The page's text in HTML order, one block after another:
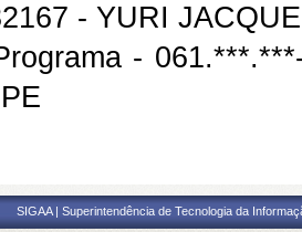
- YURI
-
SIGAA | Superintendência de Tecnologia da